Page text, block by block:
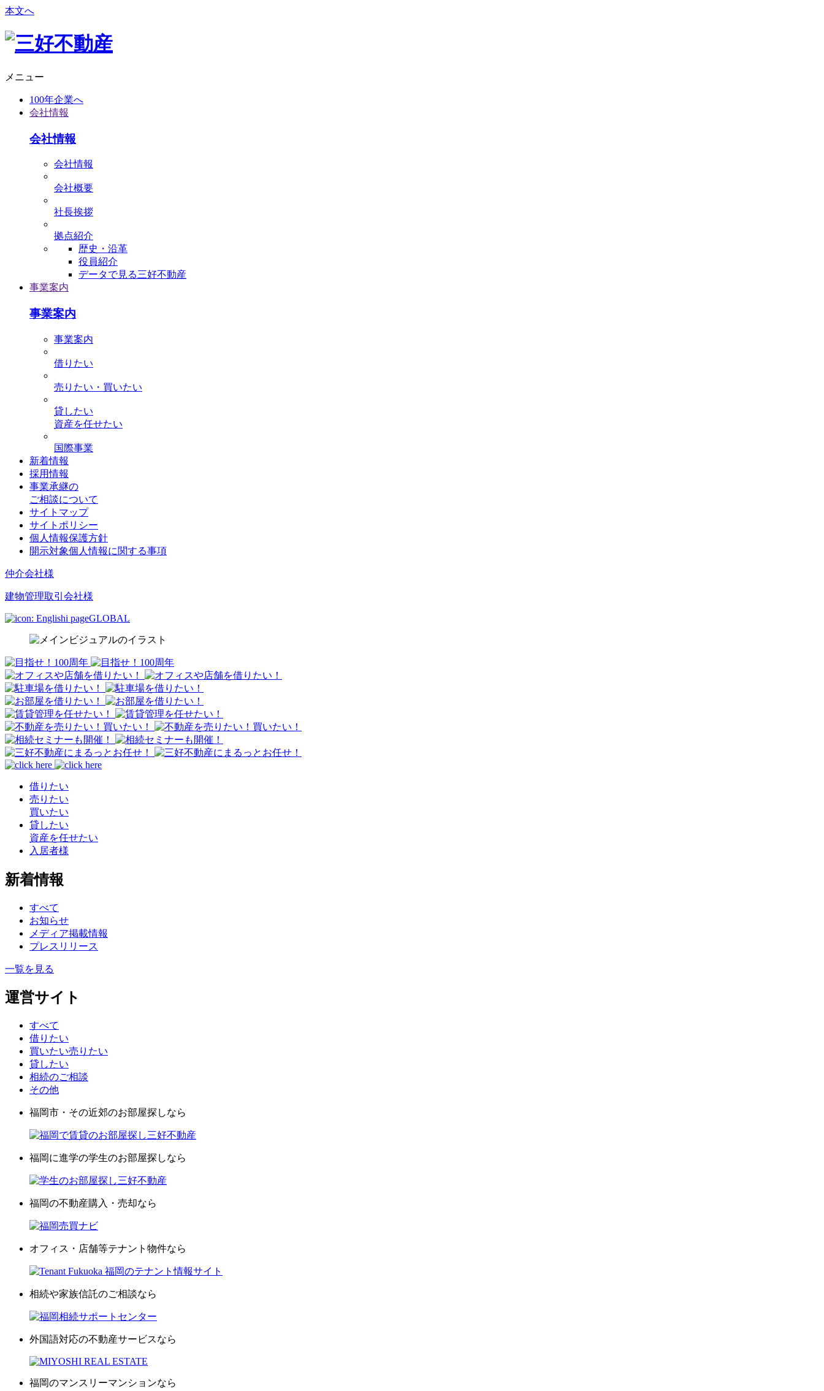
本文へ
メニュー
100年企業へ
会社情報
会社情報
会社情報
会社概要
社⻑挨拶
拠点紹介
歴史・沿革
役員紹介
データで⾒る三好不動産
事業案内
事業案内
事業案内
借りたい
売りたい・買いたい
貸したい
資産を任せたい
国際事業
新着情報
採用情報
事業承継の
ご相談について
サイトマップ
サイトポリシー
個人情報保護方針
開示対象個人情報に関する事項
仲介会社様
建物管理取引会社様
GLOBAL
借りたい
売りたい
買いたい
貸したい
資産を任せたい
入居者様
新着情報
すべて
お知らせ
メディア掲載情報
プレスリリース
一覧を見る
運営サイト
すべて
借りたい
買いたい売りたい
貸したい
相続のご相談
その他
福岡市・その近郊のお部屋探しなら
福岡に進学の学生のお部屋探しなら
福岡の不動産購入・売却なら
オフィス・店舗等テナント物件なら
相続や家族信託のご相談なら
外国語対応の不動産サービスなら
福岡のマンスリーマンションなら